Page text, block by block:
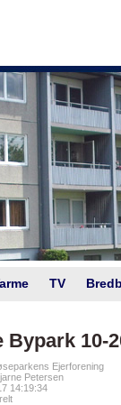
TV
Bypark 10-
Ejerforening
Petersen
14:19:34